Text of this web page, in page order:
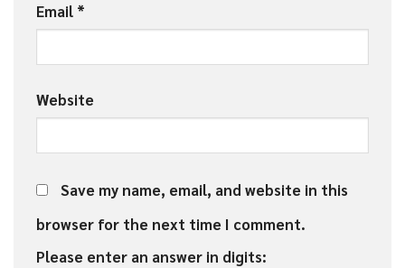
Email *
Website
Save my name, email, and website in this
browser for the next time I comment.
Please enter an answer in digits: